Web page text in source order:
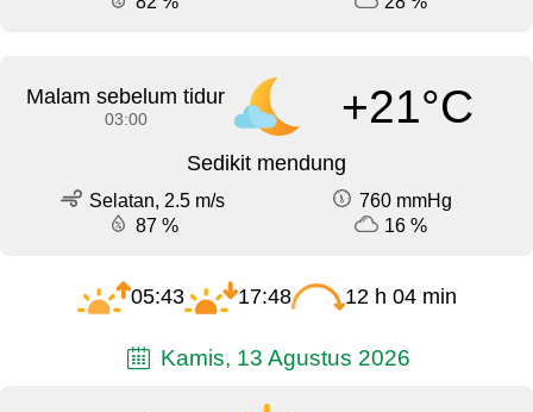
Malam sebelum tidur
03:00 +21°C
Sedikit mendung
Selatan, 2.5 m/s
760 mmHg
87 %
16 %
05:43 17:48 12 h 04 min
Kamis, 13 Agustus 2026